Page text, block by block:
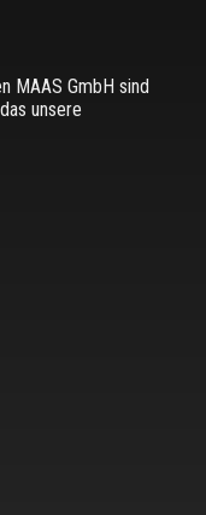
MAAS GmbH sind
unsere